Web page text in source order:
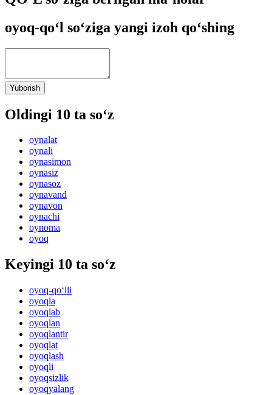
oyoq-qo‘l so‘ziga yangi izoh qo‘shing
Yuborish
Oldingi 10 ta so‘z
oynalat
oynali
oynasimon
oynasiz
oynasoz
oynavand
oynavon
oynachi
oynoma
oyoq
Keyingi 10 ta so‘z
oyoq-qo‘lli
oyoqla
oyoqlab
oyoqlan
oyoqlantir
oyoqlat
oyoqlash
oyoqli
oyoqsizlik
oyoqyalang